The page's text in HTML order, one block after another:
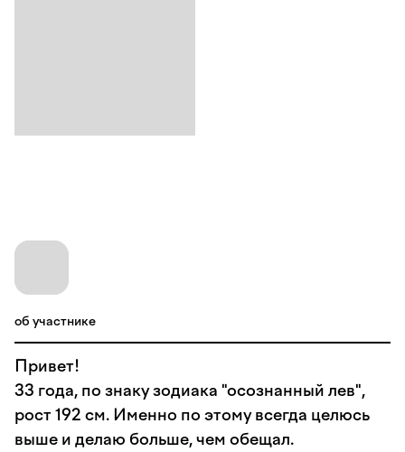
об участнике
Привет!
33 года, по знаку зодиака "осознанный лев",
рост 192 см. Именно по этому всегда целюсь
выше и делаю больше, чем обещал.